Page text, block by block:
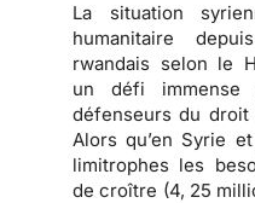
La situation
humanitaire
rwandais selon le
un défi
défenseurs du
Alors qu’en Syrie
limitrophes les
de croître (4, 25